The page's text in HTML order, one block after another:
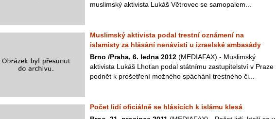
muslimský aktivista Lukáš Větrovec se samopalem...
Muslimský aktivista podal trestní oznámení na
islamisty za hlásání nenávisti u izraelské ambasády
Brno /Praha, 6. ledna 2012 (MEDIAFAX) - Muslimský
aktivista Lukáš Lhoťan podal státnímu zastupitelství v Praze
podnět k prošetření možného spáchání trestného či...
Počet lidí oficiálně se hlásících k islámu klesá